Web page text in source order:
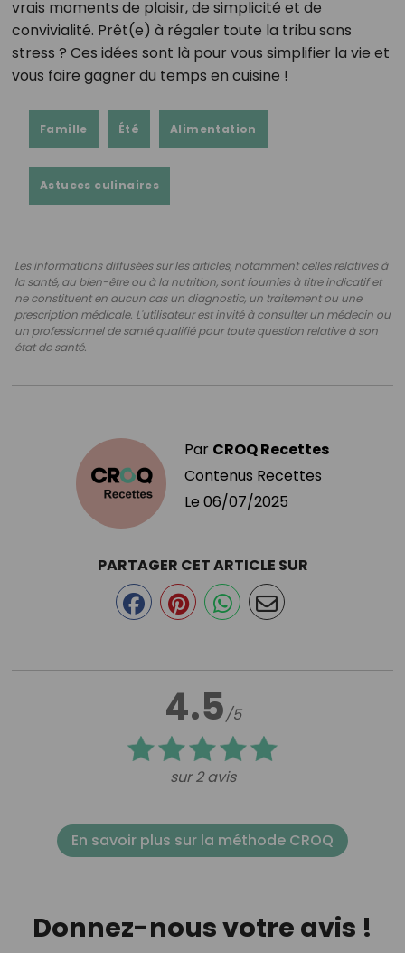
vrais moments de plaisir, de simplicité et de
convivialité. Prêt(e) à régaler toute la tribu sans
stress ? Ces idées sont là pour vous simplifier la vie et
vous faire gagner du temps en cuisine !
Famille Été Alimentation
Astuces culinaires
Les informations diffusées sur les articles, notamment celles relatives à
la santé, au bien-être ou à la nutrition, sont fournies à titre indicatif et
ne constituent en aucun cas un diagnostic, un traitement ou une
prescription médicale. L'utilisateur est invité à consulter un médecin ou
un professionnel de santé qualifié pour toute question relative à son
état de santé.
Par CROQ Recettes
Contenus Recettes
Le 06/07/2025
4.5/5
sur 2 avis
PARTAGER CET ARTICLE SUR
En savoir plus sur la méthode CROQ
Donnez-nous votre avis !